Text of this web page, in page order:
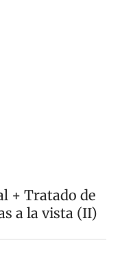
+ Tratado de
a la vista (II)